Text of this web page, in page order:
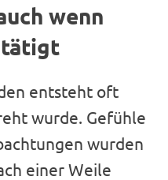
wenn
entsteht oft
wurde. Gefühle
wurden
einer Weile